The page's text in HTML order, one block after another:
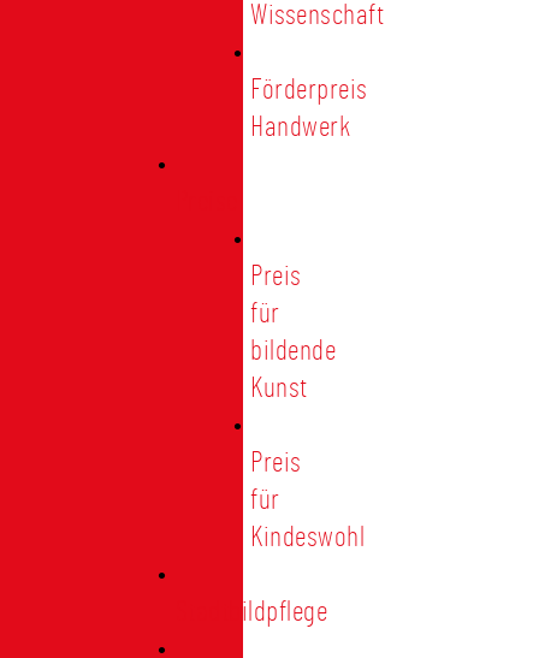
Wissenschaft
Förderpreis
Handwerk
Preis
für
bildende
Kunst
Preis
für
Kindeswohl
Stadtbildpflege